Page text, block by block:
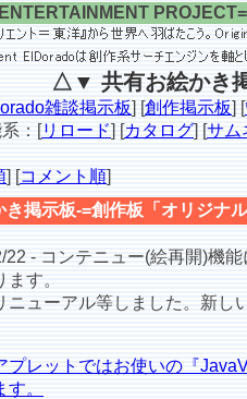
△▼ 共有お絵かき
雑談掲示板] [創作掲示板] [
：[リロード] [カタログ] [サム
] [コメント順]
き掲示板-=創作板「オリジナ
- コンテニュー(絵再開)機
す。
ューアル等しました。新し
プレットではお使いの『
。